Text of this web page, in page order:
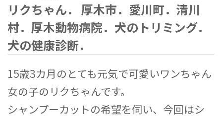
リクちゃん． 厚木市．愛川町．清川
村．厚木動物病院．犬のトリミング．
犬の健康診断．
15歳3カ月のとても元気で可愛いワンちゃん
女の子のリクちゃんです。
シャンプーカットの希望を伺い、今回はシ